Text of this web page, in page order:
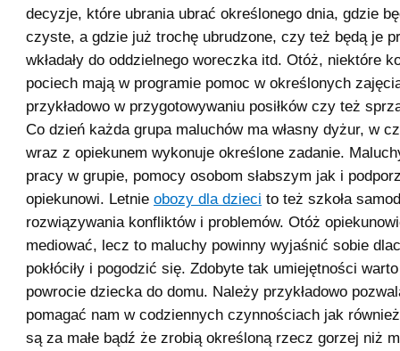
decyzje, które ubrania ubrać określonego dnia, gdzie
czyste, a gdzie już trochę ubrudzone, czy też będą je
wkładały do oddzielnego woreczka itd. Otóż, niektóre
pociech mają w programie pomoc w określonych
przykładowo w przygotowywaniu posiłków czy też
Co dzień każda grupa maluchów ma własny dyżur, w
wraz z opiekunem wykonuje określone zadanie.
pracy w grupie, pomocy osobom słabszym jak i
opiekunowi. Letnie obozy dla dzieci to też szkoła
rozwiązywania konfliktów i problemów. Otóż
mediować, lecz to maluchy powinny wyjaśnić sobie
pokłóciły i pogodzić się. Zdobyte tak umiejętności
powrocie dziecka do domu. Należy przykładowo
pomagać nam w codziennych czynnościach jak
są za małe bądź że zrobią określoną rzecz gorzej niż